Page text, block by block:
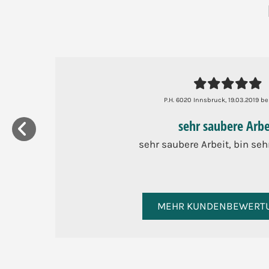

P.H. 6020 Innsbruck, 19.03.2019
sehr saubere
sehr saubere Arbeit, bin
MEHR